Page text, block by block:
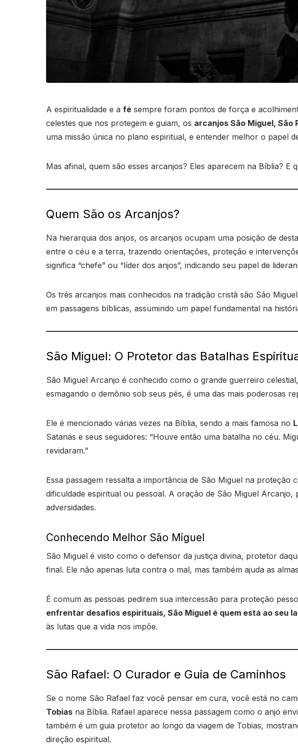
A espiritualidade e a fé sempre foram pontos de força e
celestes que nos protegem e guiam, os arcanjos São Miguel, São
uma missão única no plano espiritual, e entender melhor o papel
Mas afinal, quem são esses arcanjos? Eles aparecem na Bíblia?
Quem São os Arcanjos?
Na hierarquia dos anjos, os arcanjos ocupam uma posição de
entre o céu e a terra, trazendo orientações, proteção e
significa “chefe” ou “líder dos anjos”, indicando seu papel de
Os três arcanjos mais conhecidos na tradição cristã são São
em passagens bíblicas, assumindo um papel fundamental na
São Miguel: O Protetor das Batalhas
São Miguel Arcanjo é conhecido como o grande guerreiro
esmagando o demônio sob seus pés, é uma das mais poderosas
Ele é mencionado várias vezes na Bíblia, sendo a mais famosa no
Satanás e seus seguidores: “Houve então uma batalha no céu.
revidaram.”
Essa passagem ressalta a importância de São Miguel na
dificuldade espiritual ou pessoal. A oração de São Miguel
adversidades.
Conhecendo Melhor São Miguel
São Miguel é visto como o defensor da justiça divina, protetor
final. Ele não apenas luta contra o mal, mas também ajuda as
É comum as pessoas pedirem sua intercessão para proteção
enfrentar desafios espirituais, São Miguel é quem está ao seu
às lutas que a vida nos impõe.
São Rafael: O Curador e Guia de Caminhos
Se o nome São Rafael faz você pensar em cura, você está no
Tobias na Bíblia. Rafael aparece nessa passagem como o anjo
também é um guia protetor ao longo da viagem de Tobias,
direção espiritual.